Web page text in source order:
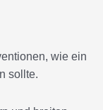
wie ein
sollte.